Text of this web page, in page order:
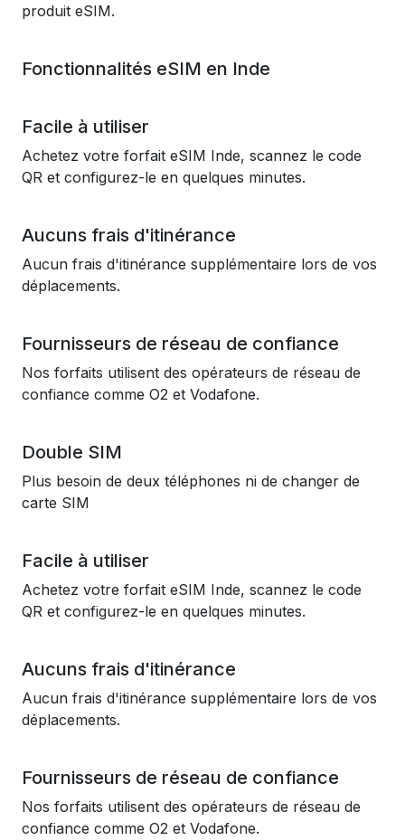
produit eSIM.
Fonctionnalités eSIM en Inde
Facile à utiliser
Achetez votre forfait eSIM Inde, scannez le code
QR et configurez-le en quelques minutes.
Aucuns frais d'itinérance
Aucun frais d'itinérance supplémentaire lors de vos
déplacements.
Fournisseurs de réseau de confiance
Nos forfaits utilisent des opérateurs de réseau de
confiance comme O2 et Vodafone.
Double SIM
Plus besoin de deux téléphones ni de changer de
carte SIM
Facile à utiliser
Achetez votre forfait eSIM Inde, scannez le code
QR et configurez-le en quelques minutes.
Aucuns frais d'itinérance
Aucun frais d'itinérance supplémentaire lors de vos
déplacements.
Fournisseurs de réseau de confiance
Nos forfaits utilisent des opérateurs de réseau de
confiance comme O2 et Vodafone.